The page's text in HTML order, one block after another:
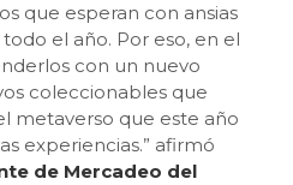
que esperan con ansias
el año. Por eso, en el
con un nuevo
coleccionables que
metaverso que este año
experiencias.” afirmó
de Mercadeo del